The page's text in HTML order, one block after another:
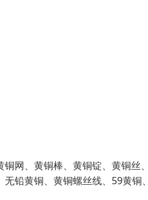
网、黄铜棒、黄铜锭、黄铜丝
铅黄铜、黄铜螺丝线、59黄铜